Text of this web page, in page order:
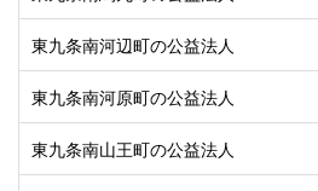
東九条南河辺町の公益法人
東九条南河原町の公益法人
東九条南山王町の公益法人